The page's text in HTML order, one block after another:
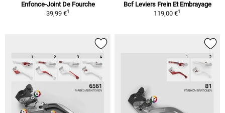
Enfonce-Joint De Fourche
39,99 €1
Bcf Leviers Frein Et Embrayage
119,00 €1